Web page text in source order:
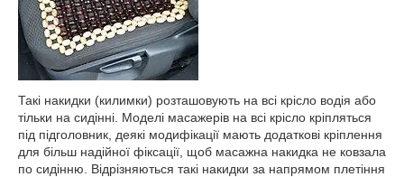
Такі накидки (килимки) розташовують на всі крісло водія або
тільки на сидінні. Моделі масажерів на всі крісло кріпляться
під підголовник, деякі модифікації мають додаткові кріплення
для більш надійної фіксації, щоб масажна накидка не ковзала
по сидінню. Відрізняються такі накидки за напрямом плетіння